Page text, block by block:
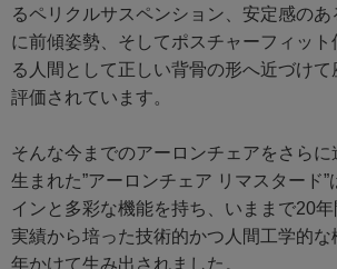
るペリクルサスペンション、安定感の
に前傾姿勢、そしてポスチャーフィット
る人間として正しい背骨の形へ近づけ
評価されています。
そんな今までのアーロンチェアをさら
生まれた”アーロンチェア リマスタード
インと多彩な機能を持ち、いままで20
実績から培った技術的かつ人間工学的
年かけて生み出されました。